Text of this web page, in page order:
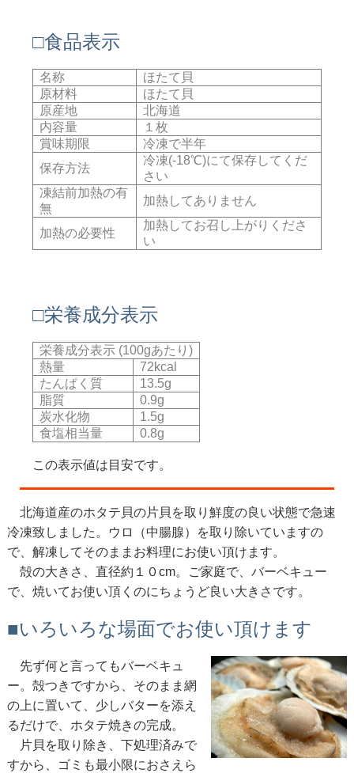
□食品表示
名称
ほたて貝
原材料
ほたて貝
原産地
北海道
内容量
１枚
賞味期限
冷凍で半年
保存方法
冷凍(-18℃)にて保存してくだ
さい
凍結前加熱の有
無
加熱してありません
加熱の必要性
加熱してお召し上がりくださ
い
□栄養成分表示
栄養成分表示 (100gあたり)
熱量
72kcal
たんぱく質
13.5g
脂質
0.9g
炭水化物
1.5g
食塩相当量
0.8g
この表示値は目安です。
北海道産のホタテ貝の片貝を取り鮮度の良い状態で急速
冷凍致しました。ウロ（中腸腺）を取り除いていますの
で、解凍してそのままお料理にお使い頂けます。
殻の大きさ、直径約１０cm。ご家庭で、バーベキュー
で、焼いてお使い頂くのにちょうど良い大きさです。
■いろいろな場面でお使い頂けます
先ず何と言ってもバーベキュ
ー。殻つきですから、そのまま網
の上に置いて、少しバターを添え
るだけで、ホタテ焼きの完成。
片貝を取り除き、下処理済みで
すから、ゴミも最小限におさえら